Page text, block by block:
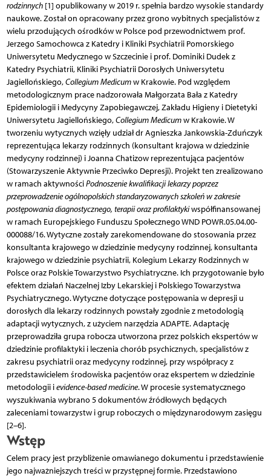
rodzinnych[1] opublikowany w 2019 r. spełnia bardzo wysokie standardy
naukowe. Został on opracowany przez grono wybitnych specjalistów z
wielu przodujących ośrodków w Polsce pod przewodnictwem prof.
Jerzego Samochowca z Katedry i Kliniki Psychiatrii Pomorskiego
Uniwersytetu Medycznego w Szczecinie i prof. Dominiki Dudek z
Katedry Psychiatrii, Kliniki Psychiatrii Dorosłych Uniwersytetu
Jagiellońskiego,Collegium Medicumw Krakowie. Pod względem
metodologicznym prace nadzorowała Małgorzata Bała z Katedry
Epidemiologii i Medycyny Zapobiegawczej, Zakładu Higieny i Dietetyki
Uniwersytetu Jagiellońskiego,Collegium Medicumw Krakowie. W
tworzeniu wytycznych wzięły udział dr Agnieszka Jankowskia-Zduńczyk
reprezentująca lekarzy rodzinnych (konsultant krajowa w dziedzinie
medycyny rodzinnej) i Joanna Chatizow reprezentująca pacjentów
(Stowarzyszenie Aktywnie Przeciwko Depresji). Projekt ten zrealizowano
w ramach aktywnościPodnoszenie kwalifikacji lekarzy poprzez
przeprowadzenie ogólnopolskich standaryzowanych szkoleń w zakresie
postępowania diagnostycznego, terapii oraz profilaktykiwspółfinansowanej
w ramach Europejskiego Funduszu Społecznego WND POWR.05.04.00-
000088/16. Wytyczne zostały zarekomendowane do stosowania przez
konsultanta krajowego w dziedzinie medycyny rodzinnej, konsultanta
krajowego w dziedzinie psychiatrii, Kolegium Lekarzy Rodzinnych w
Polsce oraz Polskie Towarzystwo Psychiatryczne. Ich przygotowanie było
efektem działań Naczelnej Izby Lekarskiej i Polskiego Towarzystwa
Psychiatrycznego. Wytyczne dotyczące postępowania w depresji u
dorosłych dla lekarzy rodzinnych powstały zgodnie z metodologią
adaptacji wytycznych, z użyciem narzędzia ADAPTE. Adaptację
przeprowadziła grupa robocza utworzona przez polskich ekspertów w
dziedzinie profilaktyki i leczenia chorób psychicznych, specjalistów z
zakresu psychiatrii oraz medycyny rodzinnej, przy współpracy z
przedstawicielem środowiska pacjentów oraz ekspertem w dziedzinie
metodologii ievidence-based medicine. W procesie systematycznego
wyszukiwania wybrano 5 dokumentów źródłowych będących
zaleceniami towarzystw i grup roboczych o międzynarodowym zasięgu
[2–6].
Wstęp
Celem pracy jest przybliżenie omawianego dokumentu i przedstawienie
jego najważniejszych treści w przystępnej formie. Przedstawiono